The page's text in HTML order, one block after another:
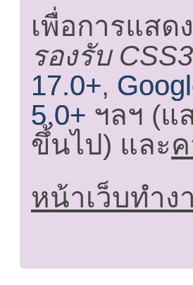
เพื่อการแส
รองรับ CSS3
17.0+,
5.0+ ฯลฯ (แ
ขึ้นไป) และ
หน้าเว็บทำ